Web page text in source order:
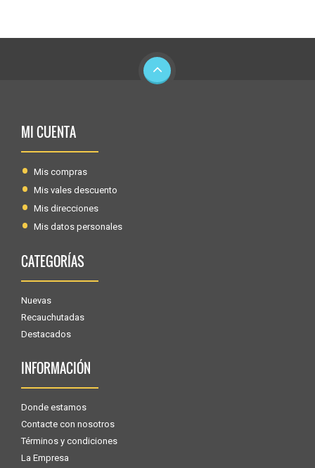
MI CUENTA
Mis compras
Mis vales descuento
Mis direcciones
Mis datos personales
CATEGORÍAS
Nuevas
Recauchutadas
Destacados
INFORMACIÓN
Donde estamos
Contacte con nosotros
Términos y condiciones
La Empresa